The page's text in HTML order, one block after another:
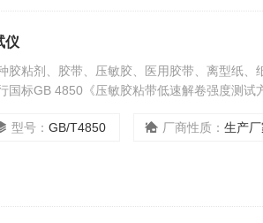
仪
胶粘剂、胶带、压敏胶、医用胶带、离型纸、
标GB 4850《压敏胶粘带低速解卷强度测试
型号： GB/T4850 厂商性质： 生产厂